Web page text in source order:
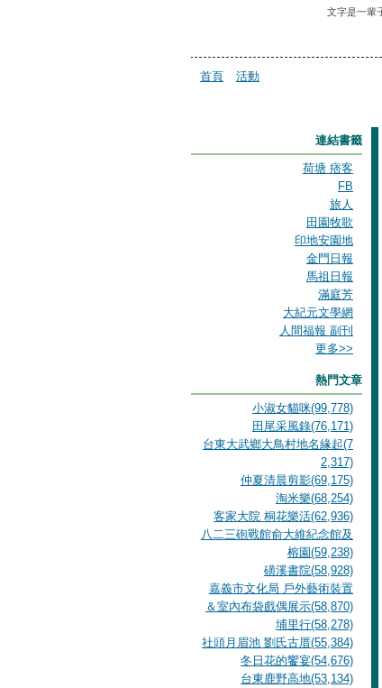
文字是一輩
首頁 活動
連結書籤
荷塘 痞客
FB
旅人
田園牧歌
印地安園地
金門日報
馬祖日報
滿庭芳
大紀元文學網
人間福報 副刊
更多>>
熱門文章
小淑女貓咪(99,778)
田尾采風錄(76,171)
台東大武鄉大鳥村地名緣起(7
2,317)
仲夏清晨剪影(69,175)
淘米樂(68,254)
客家大院 桐花樂活(62,936)
八二三砲戰館俞大維紀念館及
榕園(59,238)
磺溪書院(58,928)
嘉義市文化局 戶外藝術裝置
＆室內布袋戲偶展示(58,870)
埔里行(58,278)
社頭月眉池 劉氏古厝(55,384)
冬日花的饗宴(54,676)
台東鹿野高地(53,134)